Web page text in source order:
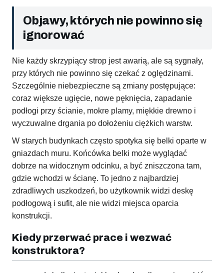
Objawy, których nie powinno się
ignorować
Nie każdy skrzypiący strop jest awarią, ale są sygnały,
przy których nie powinno się czekać z oględzinami.
Szczególnie niebezpieczne są zmiany postępujące:
coraz większe ugięcie, nowe pęknięcia, zapadanie
podłogi przy ścianie, mokre plamy, miękkie drewno i
wyczuwalne drgania po dołożeniu ciężkich warstw.
W starych budynkach często spotyka się belki oparte w
gniazdach muru. Końcówka belki może wyglądać
dobrze na widocznym odcinku, a być zniszczona tam,
gdzie wchodzi w ścianę. To jedno z najbardziej
zdradliwych uszkodzeń, bo użytkownik widzi deskę
podłogową i sufit, ale nie widzi miejsca oparcia
konstrukcji.
Kiedy przerwać prace i wezwać
konstruktora?